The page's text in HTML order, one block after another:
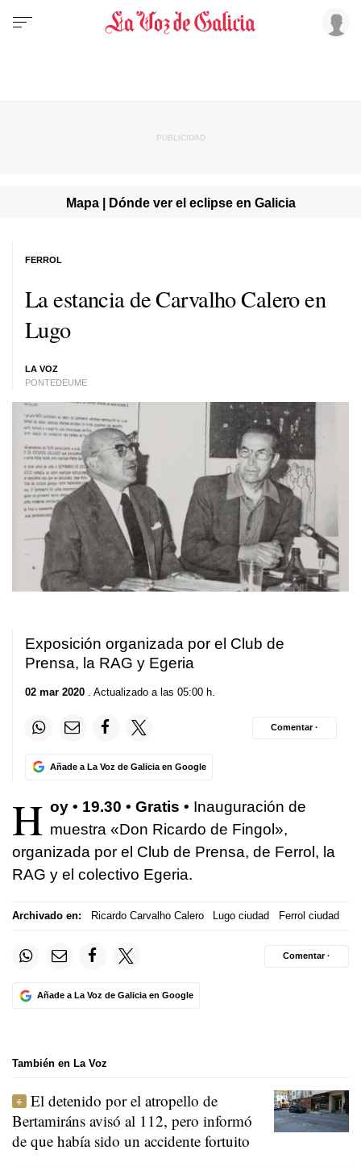
Mapa | Dónde ver el eclipse en Galicia
La estancia de Carvalho Calero en
Lugo
LA VOZ
PONTEDEUME
FERROL
Exposición organizada por el Club de
Prensa, la RAG y Egeria
02 mar 2020 . Actualizado a las 05:00 h.
Añade a La Voz de Galicia en Google
Comentar ·
H oy • 19.30 • Gratis • Inauguración de
muestra «Don Ricardo de Fingol»,
organizada por el Club de Prensa, de Ferrol, la
RAG y el colectivo Egeria.
Archivado en: Ricardo Carvalho Calero Lugo ciudad Ferrol ciudad
Añade a La Voz de Galicia en Google
Comentar ·
También en La Voz
El detenido por el atropello de
Bertamiráns avisó al 112, pero informó
de que había sido un accidente fortuito